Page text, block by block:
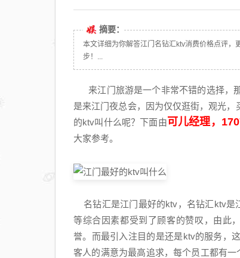
摘要：
本文详细为你解答江门名钻汇ktv消费价格点评
步！...
来江门旅游是一个非常不错的选择，
是来江门夜总会，因为仅仅逛街，观光
的ktv叫什么呢？下面由可儿经理，
大家参考。
名钻汇是江门最好的ktv，名钻汇ktv是
等综合因素都受到了顾客的赞叹，由此
誉。而最引入注目的是还是ktv的服务，
客人的满意为最高追求，每个员工都有